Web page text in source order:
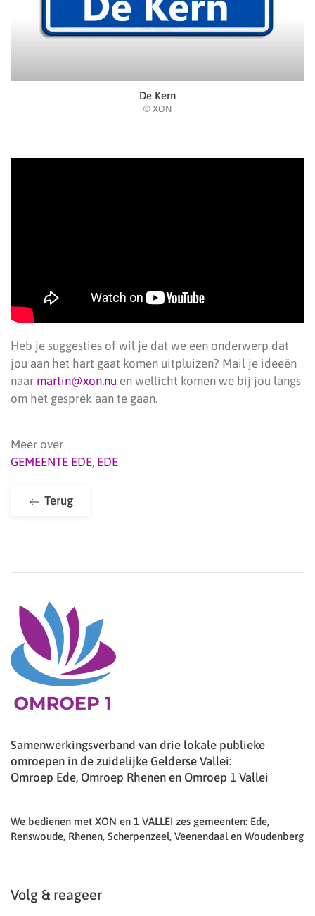
De Kern
© XON
Heb je suggesties of wil je dat we een onderwerp dat
jou aan het hart gaat komen uitpluizen? Mail je ideeën
naar martin@xon.nu en wellicht komen we bij jou langs
om het gesprek aan te gaan.
Meer over
GEMEENTE EDE, EDE
Terug
Samenwerkingsverband van drie lokale publieke
omroepen in de zuidelijke Gelderse Vallei:
Omroep Ede, Omroep Rhenen en Omroep 1 Vallei
We bedienen met XON en 1 VALLEI zes gemeenten: Ede,
Renswoude, Rhenen, Scherpenzeel, Veenendaal en Woudenberg
Volg & reageer